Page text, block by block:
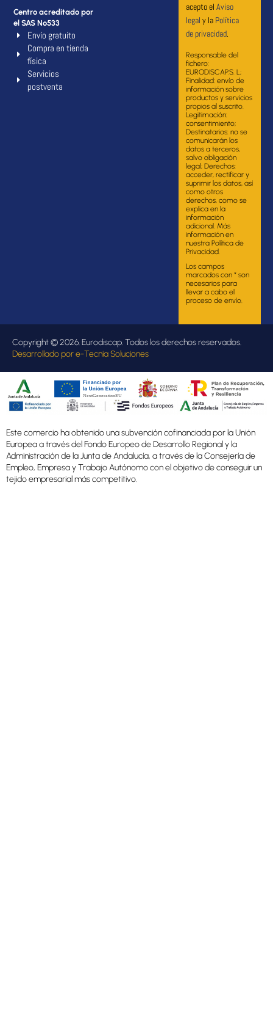
Centro acreditado por
el SAS Nº533
Envío gratuito
Compra en tienda
física
Servicios
postventa
acepto el Aviso
legal y la Política
de privacidad.
Responsable del
fichero:
EURODISCAP.S. L;
Finalidad: envío de
información sobre
productos y servicios
propios al suscrito.
Legitimación:
consentimiento;
Destinatarios: no se
comunicarán los
datos a terceros,
salvo obligación
legal; Derechos:
acceder, rectificar y
suprimir los datos, así
como otros
derechos, como se
explica en la
información
adicional. Más
información en
nuestra Política de
Privacidad.
Los campos
marcados con * son
necesarios para
llevar a cabo el
proceso de envío.
Copyright © 2026. Eurodiscap. Todos los derechos reservados.
Desarrollado pore-Tecnia Soluciones
Este comercio ha obtenido una subvención cofinanciada por la Unión
Europea a través del Fondo Europeo de Desarrollo Regional y la
Administración de la Junta de Andalucía, a través de la Consejería de
Empleo, Empresa y Trabajo Autónomo con el objetivo de conseguir un
tejido empresarial más competitivo.